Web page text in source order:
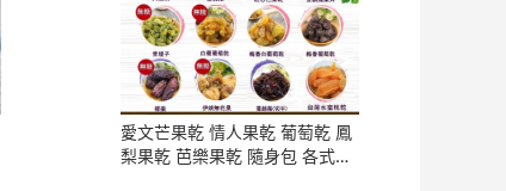
愛文芒果乾 情人果乾 葡萄乾 鳳
梨果乾 芭樂果乾 隨身包 各式果